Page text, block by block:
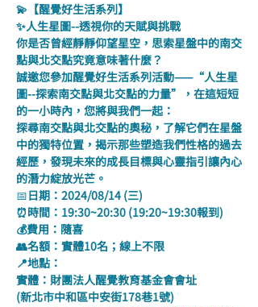
💫【醒覺好生活系列】
✨人生星圖--透視你的天賦與挑戰
你是否曾經靜靜仰望星空，思索星盤中的南交
點與北交點究竟意味著什麼？
誠邀您參加醒覺好生活系列活動——“人生星
圖--探索南交點與北交點的力量”，在這短短
的一小時內，您將與我們一起：
探尋南交點與北交點的奧秘，了解它們在星盤
中的獨特位置，揭示那些塑造我們性格的過去
經歷，發現未來的成長目標與心靈指引讓內心
的潛力綻放光芒。
📅日期：2024/08/14 (三)
⏰時間：19:30~20:30 (19:20~19:30報到)
💰費用：隨喜
👥名額：實體10名；線上不限
📍地點：
實體：財團法人醒覺教育基金會會址
(新北市中和區中安街178巷1號)